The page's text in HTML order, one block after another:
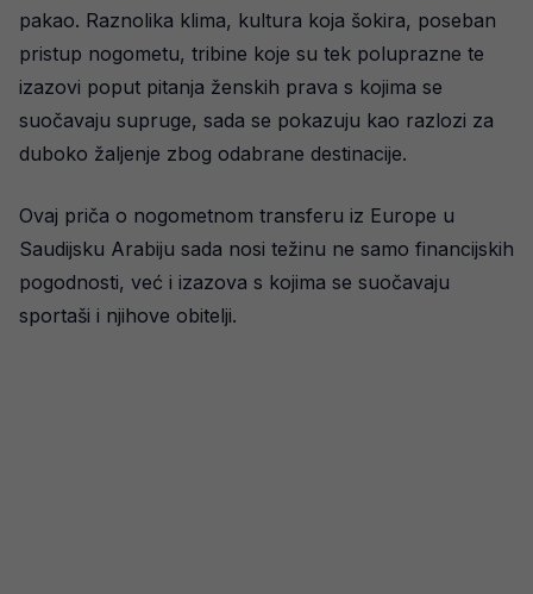
pakao. Raznolika klima, kultura koja šokira, poseban
pristup nogometu, tribine koje su tek poluprazne te
izazovi poput pitanja ženskih prava s kojima se
suočavaju supruge, sada se pokazuju kao razlozi za
duboko žaljenje zbog odabrane destinacije.
Ovaj priča o nogometnom transferu iz Europe u
Saudijsku Arabiju sada nosi težinu ne samo financijskih
pogodnosti, već i izazova s kojima se suočavaju
sportaši i njihove obitelji.